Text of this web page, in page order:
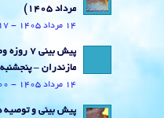
مرداد ۱۴۰۵)
14 مرداد 1405 - 12:17 ب.ظ
پیش بینی
مازندران – پنجشنبه 15 مرداد 1405
14 مرداد 1405 - 10:00 ق.ظ